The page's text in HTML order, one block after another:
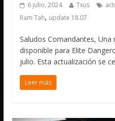
6 julio, 2024 Txus
Ram Tah, update 18.07
Saludos Comandantes,
disponible para Elite
julio. Esta actualización se
Leer más